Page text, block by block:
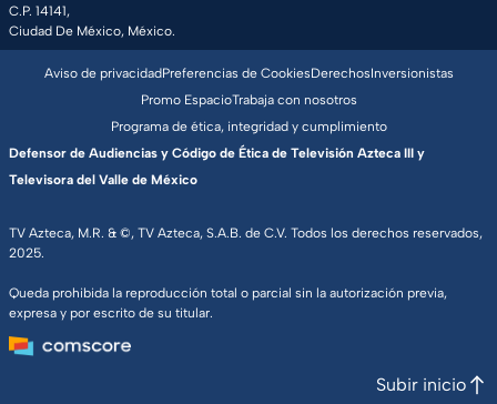
C.P. 14141,
Ciudad De México, México.
TV Azteca, M.R. & ©, TV Azteca, S.A.B. de C.V. Todos los derechos reservados,
2025.
Queda prohibida la reproducción total o parcial sin la autorización previa,
expresa y por escrito de su titular.
Aviso de privacidadPreferencias de CookiesDerechosInversionistas
Promo EspacioTrabaja con nosotros
Programa de ética, integridad y cumplimiento
Defensor de Audiencias y Código de Ética de Televisión Azteca III y
Televisora del Valle de México
Subir inicio